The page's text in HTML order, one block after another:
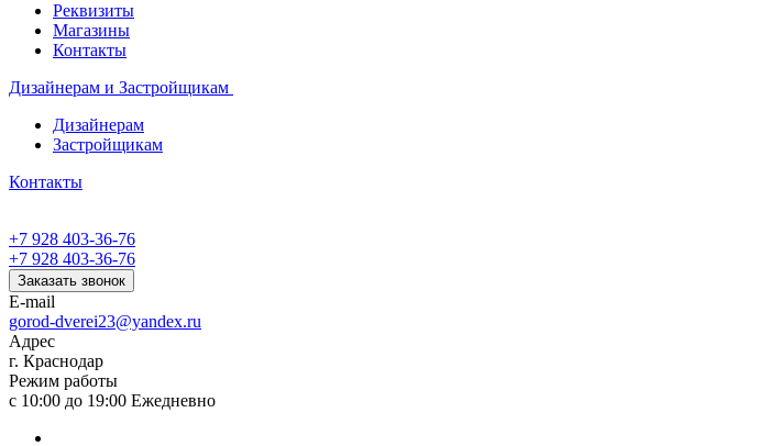
Реквизиты
Магазины
Контакты
Дизайнерам и Застройщикам
Дизайнерам
Застройщикам
Контакты
+7 928 403-36-76
+7 928 403-36-76
Заказать звонок
E-mail
gorod-dverei23@yandex.ru
Адрес
г. Краснодар
Режим работы
с 10:00 до 19:00 Ежедневно